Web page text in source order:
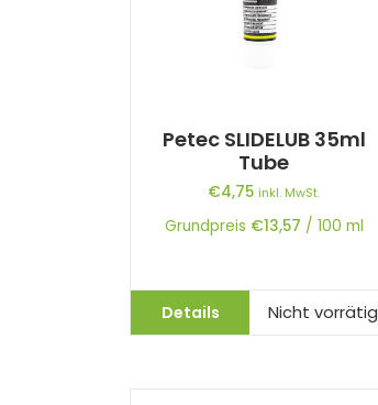
Petec SLIDELUB 35ml
Tube
€4,75 inkl. MwSt.
Grundpreis €13,57 / 100 ml
Details Nicht vorrätig